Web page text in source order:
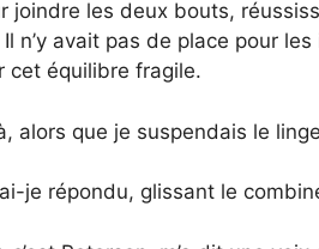
joindre les deux bouts,
n’y avait pas de place pour
cet équilibre fragile.
alors que je suspendais le
je répondu, glissant le